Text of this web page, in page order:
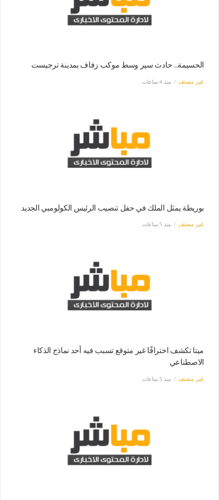
الحسيمة.. حادث سير وسط موكب زفاف بمدينة ترجيست
غير مصنف منذ 4 ساعات
بوريطة يمثل الملك في حفل تنصيب الرئيس الكولومبي الجديد
غير مصنف منذ 5 ساعات
ميتا تكشف اختراقًا غير متوقع تسبب فيه أحد نماذج الذكاء
الاصطناعي
غير مصنف منذ 5 ساعات